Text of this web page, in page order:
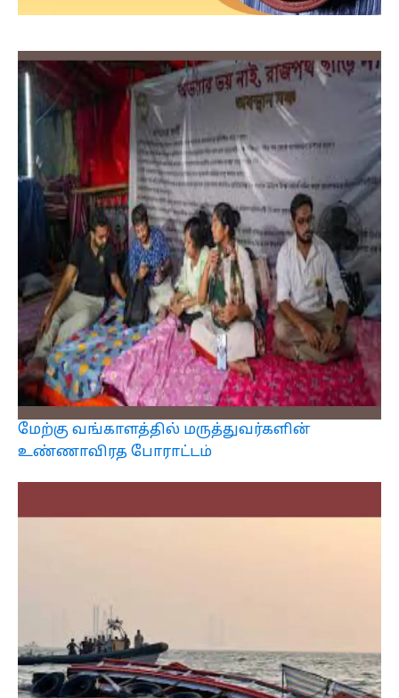
மேற்கு வங்காளத்தில் மருத்துவர்களின்
உண்ணாவிரத போராட்டம்